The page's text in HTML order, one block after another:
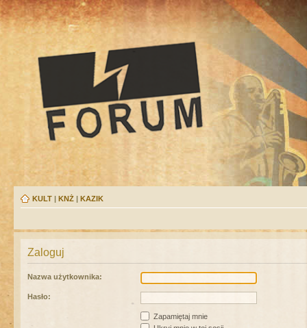
KULT | KNŻ | KAZIK
Zaloguj
Nazwa użytkownika:
Hasło:
Zapamiętaj mnie